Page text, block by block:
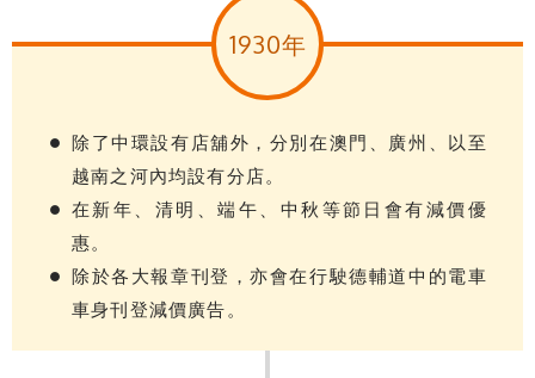
1930年
除了中環設有店舖外，分別在澳門、廣州、以至
越南之河內均設有分店。
在新年、清明、端午、中秋等節日會有減價優
惠。
除於各大報章刊登，亦會在行駛德輔道中的電車
車身刊登減價廣告。